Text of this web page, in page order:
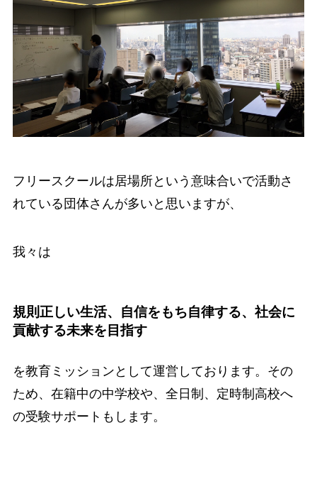
フリースクールは居場所という意味合いで活動さ
れている団体さんが多いと思いますが、
我々は
規則正しい生活、自信をもち自律する、社会に
貢献する未来を目指す
を教育ミッションとして運営しております。その
ため、在籍中の中学校や、全日制、定時制高校へ
の受験サポートもします。